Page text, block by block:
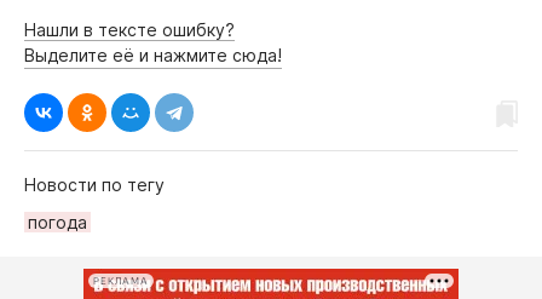
Нашли в тексте ошибку?
Выделите её и нажмите сюда!
Новости по тегу
погода
РЕКЛАМА